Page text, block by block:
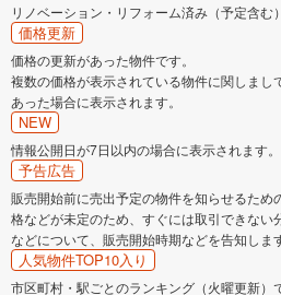
リノベーション・リフォーム済み（予定含む
価格更新
価格の更新があった物件です。
複数の価格が表示されている物件に関しまし
あった場合に表示されます。
NEW
情報公開日が7日以内の場合に表示されます。
予告広告
販売開始前に売出予定の物件を知らせるため
格などが未定のため、すぐには取引できない
などについて、販売開始時期などを告知します
人気物件TOP10入り
市区町村・駅ごとのランキング（火曜更新）